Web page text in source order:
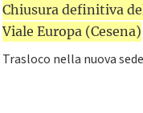
Chiusura definitiva
Viale Europa (Cesena)
Trasloco nella nuova sede